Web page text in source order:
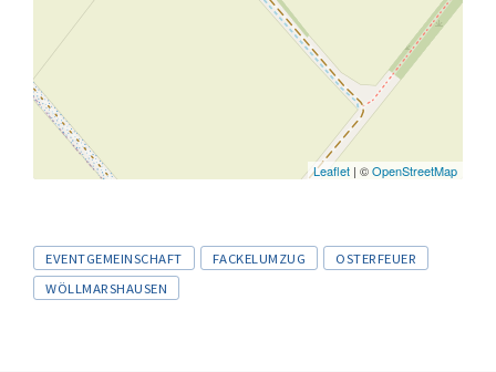
Leaflet | ©OpenStreetMap
Tags
EVENTGEMEINSCHAFT FACKELUMZUG
OSTERFEUER
WÖLLMARSHAUSEN